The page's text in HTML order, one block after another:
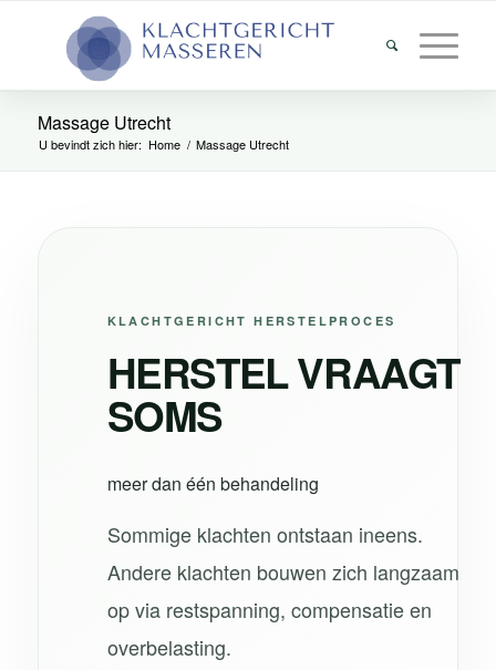
Massage Utrecht
U bevindt zich hier: Home / Massage Utrecht
KLACHTGERICHT HERSTELPROCES
HERSTEL VRAAGT
SOMS
meer dan één behandeling
Sommige klachten ontstaan ineens.
Andere klachten bouwen zich langzaam
op via restspanning, compensatie en
overbelasting.